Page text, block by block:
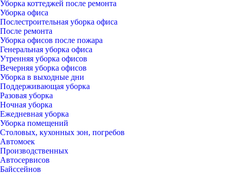
Уборка коттеджей после ремонта
Уборка офиса
Послестроительная уборка офиса
После ремонта
Уборка офисов после пожара
Генеральная уборка офиса
Утренняя уборка офисов
Вечерняя уборка офисов
Уборка в выходные дни
Поддерживающая уборка
Разовая уборка
Ночная уборка
Ежедневная уборка
Уборка помещений
Столовых, кухонных зон, погребов
Автомоек
Производственных
Автосервисов
Байссейнов